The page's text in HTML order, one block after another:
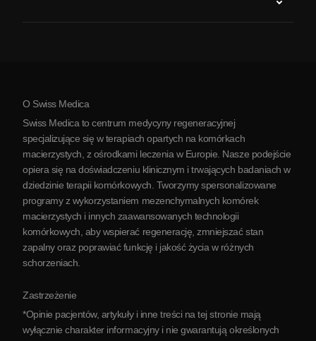
Zapalenie stawów
O Serbii
Partnerstwo
Skontaktuj się z nami
O Swiss Medica
Swiss Medica to centrum medycyny regeneracyjnej
specjalizujące się w terapiach opartych na komórkach
macierzystych, z ośrodkami leczenia w Europie. Nasze podejście
opiera się na doświadczeniu klinicznym i trwających badaniach w
dziedzinie terapii komórkowych. Tworzymy spersonalizowane
programy z wykorzystaniem mezenchymalnych komórek
macierzystych i innych zaawansowanych technologii
komórkowych, aby wspierać regenerację, zmniejszać stan
zapalny oraz poprawiać funkcję i jakość życia w różnych
schorzeniach.
Zastrzeżenie
*Opinie pacjentów, artykuły i inne treści na tej stronie mają
wyłącznie charakter informacyjny i nie gwarantują określonych